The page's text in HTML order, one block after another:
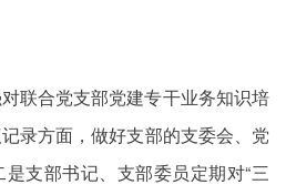
联合党支部党建专干业务知识培
录方面，做好支部的支委会、党
支部书记、支部委员定期对“三